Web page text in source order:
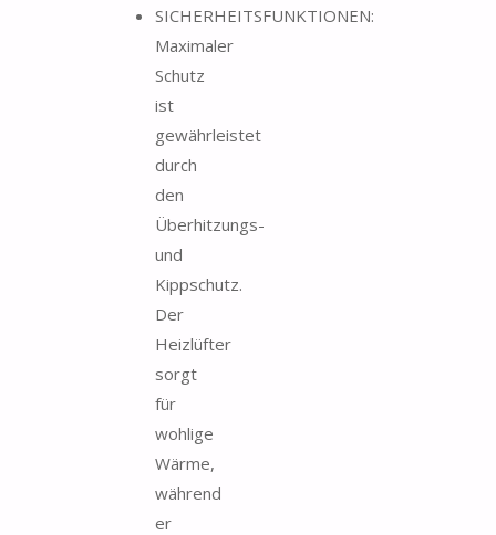
SICHERHEITSFUNKTIONEN:
Maximaler
Schutz
ist
gewährleistet
durch
den
Überhitzungs-
und
Kippschutz.
Der
Heizlüfter
sorgt
für
wohlige
Wärme,
während
er